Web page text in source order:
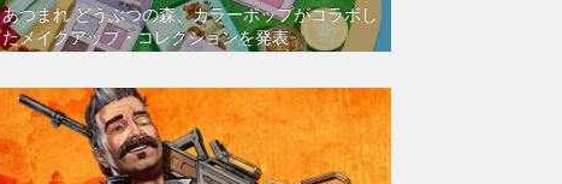
あつまれ どうぶつの森、カラーポップがコラボし
たメイクアップ・コレクションを発表